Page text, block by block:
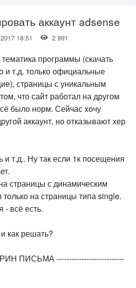
аккаунт adsense
18:51 2 891
программы (скачать
и т.д. только официальные
страницы с уникальным
что сайт работал на другом
было норм. Сейчас хочу
аккаунт, но отказывают хер
т.д.. Ну так если 1к посещения
страницы с динамическим
только на страницы типа single.
- всё есть.
как решать?
ПИСЬМА ---------------------------